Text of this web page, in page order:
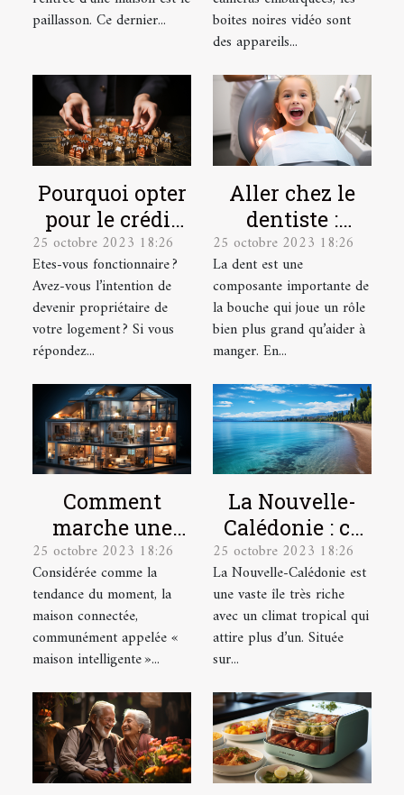
paillasson. Ce dernier...
boites noires vidéo sont
des appareils...
Pourquoi opter
pour le crédit
immobilier en
tant que
fonctionnaire ?
25 octobre 2023 18:26
Etes-vous fonctionnaire ?
Avez-vous l’intention de
devenir propriétaire de
votre logement ? Si vous
répondez...
Aller chez le
dentiste :
parlons-en !
25 octobre 2023 18:26
La dent est une
composante importante de
la bouche qui joue un rôle
bien plus grand qu’aider à
manger. En...
Comment
marche une
maison
connectée ?
25 octobre 2023 18:26
Considérée comme la
tendance du moment, la
maison connectée,
communément appelée «
maison intelligente »...
La Nouvelle-
Calédonie : ce
qu’il faut
comprendre !
25 octobre 2023 18:26
La Nouvelle-Calédonie est
une vaste île très riche
avec un climat tropical qui
attire plus d’un. Située
sur...